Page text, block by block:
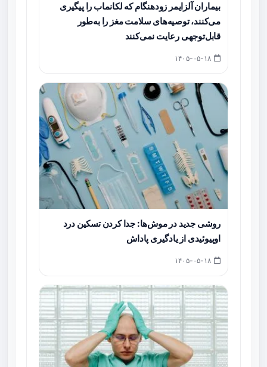
بیماران آلزایمر زودهنگام که لکانماب را پیگیری
می‌کنند، توصیه‌های سلامت مغز را به‌طور
قابل‌توجهی رعایت نمی‌کنند
روشی جدید در موش‌ها: جدا کردن تسکین درد
اوپیوئیدی از یادگیری پاداش